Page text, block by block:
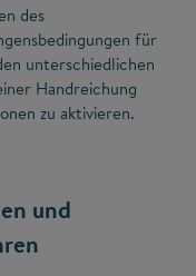
des
für
unterschiedlichen
Handreichung
zu aktivieren.
und